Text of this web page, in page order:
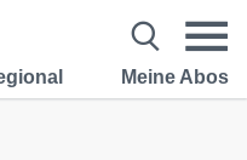
Meine Abos